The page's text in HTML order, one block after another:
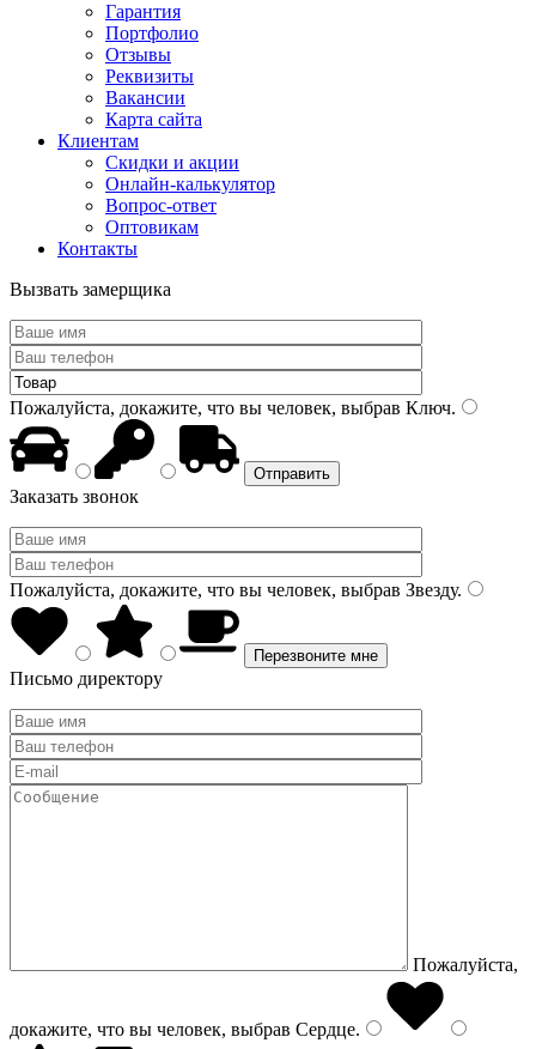
Гарантия
Портфолио
Отзывы
Реквизиты
Вакансии
Карта сайта
Клиентам
Скидки и акции
Онлайн-калькулятор
Вопрос-ответ
Оптовикам
Контакты
Вызвать замерщика
Пожалуйста, докажите, что вы человек, выбрав Ключ.
Заказать звонок
Пожалуйста, докажите, что вы человек, выбрав Звезду.
Письмо директору
Пожалуйста,
докажите, что вы человек, выбрав Сердце.